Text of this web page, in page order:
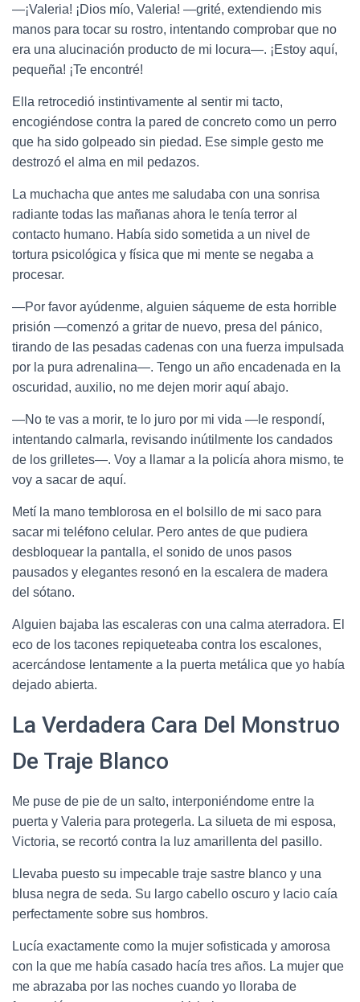
—¡Valeria! ¡Dios mío, Valeria! —grité, extendiendo mis
manos para tocar su rostro, intentando comprobar que no
era una alucinación producto de mi locura—. ¡Estoy aquí,
pequeña! ¡Te encontré!
Ella retrocedió instintivamente al sentir mi tacto,
encogiéndose contra la pared de concreto como un perro
que ha sido golpeado sin piedad. Ese simple gesto me
destrozó el alma en mil pedazos.
La muchacha que antes me saludaba con una sonrisa
radiante todas las mañanas ahora le tenía terror al
contacto humano. Había sido sometida a un nivel de
tortura psicológica y física que mi mente se negaba a
procesar.
—Por favor ayúdenme, alguien sáqueme de esta horrible
prisión —comenzó a gritar de nuevo, presa del pánico,
tirando de las pesadas cadenas con una fuerza impulsada
por la pura adrenalina—. Tengo un año encadenada en la
oscuridad, auxilio, no me dejen morir aquí abajo.
—No te vas a morir, te lo juro por mi vida —le respondí,
intentando calmarla, revisando inútilmente los candados
de los grilletes—. Voy a llamar a la policía ahora mismo, te
voy a sacar de aquí.
Metí la mano temblorosa en el bolsillo de mi saco para
sacar mi teléfono celular. Pero antes de que pudiera
desbloquear la pantalla, el sonido de unos pasos
pausados y elegantes resonó en la escalera de madera
del sótano.
Alguien bajaba las escaleras con una calma aterradora. El
eco de los tacones repiqueteaba contra los escalones,
acercándose lentamente a la puerta metálica que yo había
dejado abierta.
La Verdadera Cara Del Monstruo
De Traje Blanco
Me puse de pie de un salto, interponiéndome entre la
puerta y Valeria para protegerla. La silueta de mi esposa,
Victoria, se recortó contra la luz amarillenta del pasillo.
Llevaba puesto su impecable traje sastre blanco y una
blusa negra de seda. Su largo cabello oscuro y lacio caía
perfectamente sobre sus hombros.
Lucía exactamente como la mujer sofisticada y amorosa
con la que me había casado hacía tres años. La mujer que
me abrazaba por las noches cuando yo lloraba de